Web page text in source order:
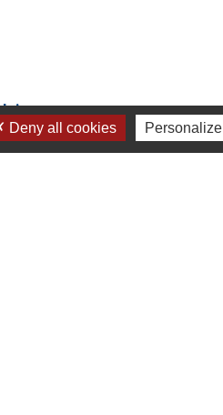
Liens
Chartres Métropole
Deny all cookies Personalize